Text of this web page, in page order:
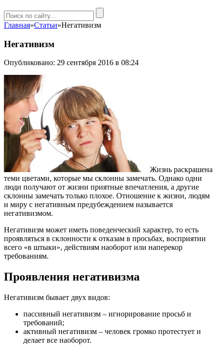
Главная»Статьи»Негативизм
Негативизм
Опубликовано: 29 сентября 2016 в 08:24
Жизнь раскрашена
теми цветами, которые мы склонны замечать. Однако одни
люди получают от жизни приятные впечатления, а другие
склонны замечать только плохое. Отношение к жизни, людям
и миру с негативным предубеждением называется
негативизмом.
Негативизм может иметь поведенческий характер, то есть
проявляться в склонности к отказам в просьбах, восприятии
всего «в штыки», действиям наоборот или наперекор
требованиям.
Проявления негативизма
Негативизм бывает двух видов:
пассивный негативизм – игнорирование просьб и
требований;
активный негативизм – человек громко протестует и
делает все наоборот.